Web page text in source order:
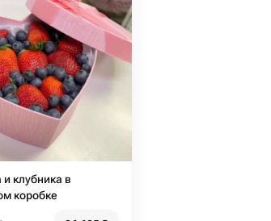
и клубника в
коробке